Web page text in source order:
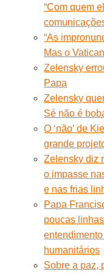
“Com quem
“As
Mas o
Zelensky
Papa
Zelensky
Sé não é
O ‘não’ de
grande
Zelensky diz
o impasse
e nas frias
Papa
poucas
humanitários
Sobre a paz,